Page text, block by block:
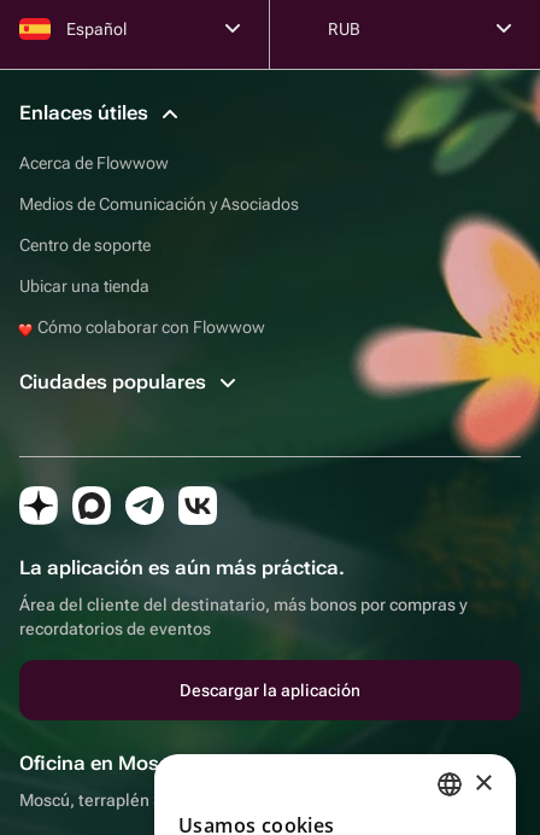
Español RUB
Enlaces útiles
Acerca de Flowwow
Medios de Comunicación y Asociados
Centro de soporte
Ubicar una tienda
Cómo colaborar con Flowwow
Ciudades populares
La aplicación es aún más práctica.
Área del cliente del destinatario, más bonos por compras y
recordatorios de eventos
Descargar la aplicación
Oficina en Moscú
Moscú, terraplén Sadovnicheskaya, 9, sala 2/3 ×
Usamos cookies